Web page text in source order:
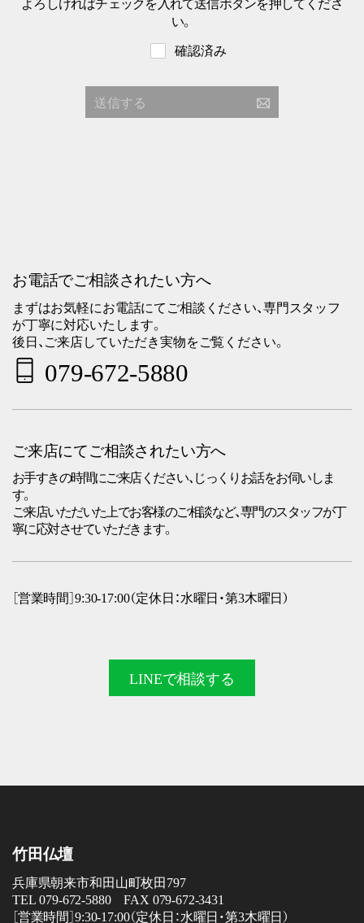
い。
確認済み
お電話でご相談されたい方へ
まずはお気軽にお電話にてご相談ください、専門スタッフ
が丁寧に対応いたします。
後日、ご来店していただき実物をご覧ください。
079-672-5880
ご来店にてご相談されたい方へ
お手すきの時間にご来店ください、じっくりお話をお伺いしま
す。
ご来店いただいた上でお客様のご相談など、専門のスタッフが丁
寧に応対させていただきます。
［営業時間］9:30-17:00（定休日：水曜日・第3木曜日）
LINEで相談する
竹田仏壇
兵庫県朝来市和田山町枚田797
TEL 079-672-5880 FAX 079-672-3431
［営業時間］9:30-17:00（定休日：水曜日・第3木曜日）